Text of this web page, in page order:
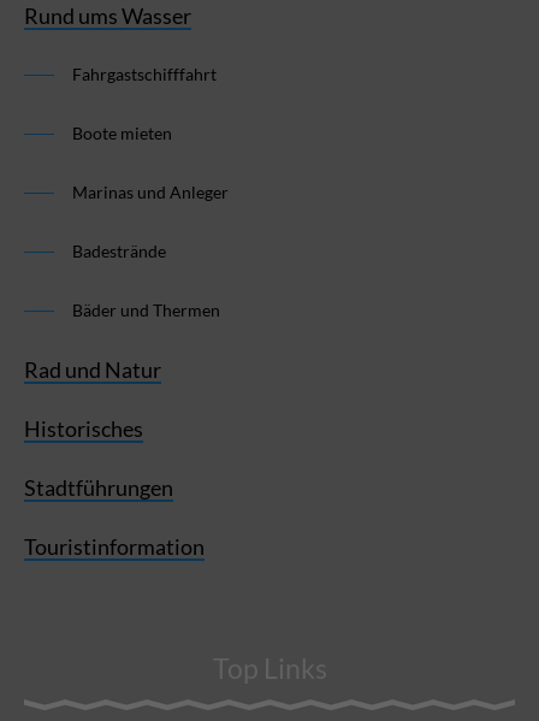
Rund ums Wasser
Fahrgastschifffahrt
Boote mieten
Marinas und Anleger
Badestrände
Bäder und Thermen
Rad und Natur
Historisches
Stadtführungen
Touristinformation
Top Links